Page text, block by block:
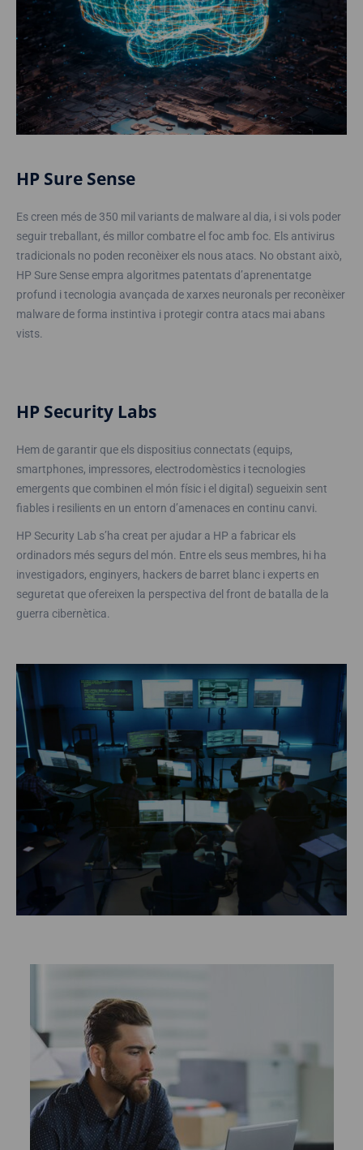
HP Sure Sense
Es creen més de 350 mil variants de malware al dia, i si vols poder
seguir treballant, és millor combatre el foc amb foc. Els antivirus
tradicionals no poden reconèixer els nous atacs. No obstant això,
HP Sure Sense empra algoritmes patentats d’aprenentatge
profund i tecnologia avançada de xarxes neuronals per reconèixer
malware de forma instintiva i protegir contra atacs mai abans
vists.
HP Security Labs
Hem de garantir que els dispositius connectats (equips,
smartphones, impressores, electrodomèstics i tecnologies
emergents que combinen el món físic i el digital) segueixin sent
fiables i resilients en un entorn d’amenaces en continu canvi.
HP Security Lab s’ha creat per ajudar a HP a fabricar els
ordinadors més segurs del món. Entre els seus membres, hi ha
investigadors, enginyers, hackers de barret blanc i experts en
seguretat que ofereixen la perspectiva del front de batalla de la
guerra cibernètica.